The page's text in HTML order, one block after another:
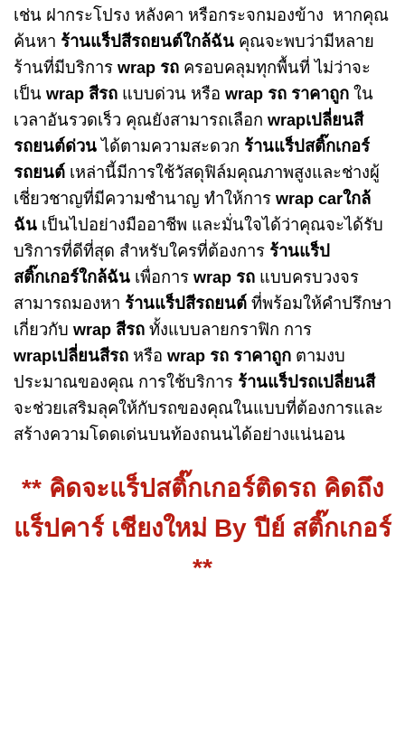
เช่น ฝากระโปรง หลังคา หรือกระจกมองข้าง หากคุณ
ค้นหา ร้านแร็ปสีรถยนต์ใกล้ฉัน คุณจะพบว่ามีหลาย
ร้านที่มีบริการ wrap รถ ครอบคลุมทุกพื้นที่ ไม่ว่าจะ
เป็น wrap สีรถ แบบด่วน หรือ wrap รถ ราคาถูก ใน
เวลาอันรวดเร็ว คุณยังสามารถเลือก wrapเปลี่ยนสี
รถยนต์ด่วนได้ตามความสะดวก ร้านแร็ปสติ๊กเกอร์
รถยนต์ เหล่านี้มีการใช้วัสดุฟิล์มคุณภาพสูงและช่างผู้
เชี่ยวชาญที่มีความชำนาญ ทำให้การ wrap carใกล้
ฉัน เป็นไปอย่างมืออาชีพ และมั่นใจได้ว่าคุณจะได้รับ
บริการที่ดีที่สุด สำหรับใครที่ต้องการ ร้านแร็ป
สติ๊กเกอร์ใกล้ฉัน เพื่อการ wrap รถ แบบครบวงจร
สามารถมองหา ร้านแร็ปสีรถยนต์ ที่พร้อมให้คำปรึกษา
เกี่ยวกับ wrap สีรถ ทั้งแบบลายกราฟิก การ
wrapเปลี่ยนสีรถ หรือ wrap รถ ราคาถูก ตามงบ
ประมาณของคุณ การใช้บริการ ร้านแร็ปรถเปลี่ยนสี
จะช่วยเสริมลุคให้กับรถของคุณในแบบที่ต้องการและ
สร้างความโดดเด่นบนท้องถนนได้อย่างแน่นอน
** คิดจะแร็ปสติ๊กเกอร์ติดรถ คิดถึง
แร็ปคาร์ เชียงใหม่ By ปีย์ สติ๊กเกอร์
**